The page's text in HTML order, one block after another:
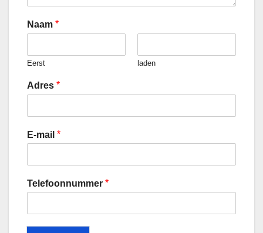
Naam *
Eerst laden
Adres *
E-mail *
Telefoonnummer *